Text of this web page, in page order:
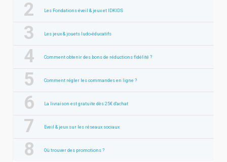
Les Fondations éveil & jeux et IDKIDS
Les jeux & jouets ludo-éducatifs
Comment obtenir des bons de réductions fidélité ?
Comment régler les commandes en ligne ?
La livraison est gratuite dès 25€ d'achat
Eveil & jeux sur les réseaux sociaux
Où trouver des promotions ?